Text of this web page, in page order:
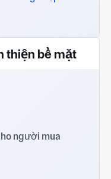
thiện bề mặt
người mua